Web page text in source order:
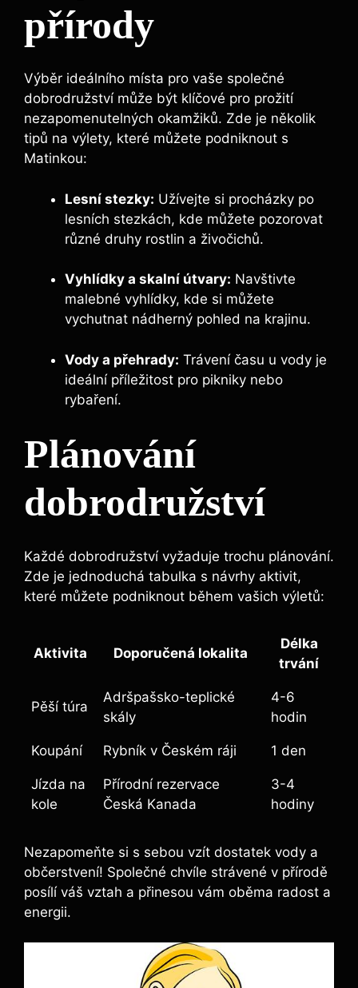
přírody
Výběr ideálního místa pro vaše společné
dobrodružství může být klíčové pro prožití
nezapomenutelných okamžiků. Zde je několik
tipů na výlety, které můžete podniknout s
Matinkou:
Lesní stezky: Užívejte si procházky po
lesních stezkách, kde můžete pozorovat
různé druhy rostlin a živočichů.
Vyhlídky a skalní útvary: Navštivte
malebné vyhlídky, kde si můžete
vychutnat nádherný pohled na krajinu.
Vody a přehrady: Trávení času u vody je
ideální příležitost pro pikniky nebo
rybaření.
Plánování
dobrodružství
Každé dobrodružství vyžaduje trochu plánování.
Zde je jednoduchá tabulka s návrhy aktivit,
které můžete podniknout během vašich výletů:
Aktivita Doporučená lokalita
Délka
trvání
Pěší túra
Adršpašsko-teplické
skály
4-6
hodin
Koupání Rybník v Českém ráji 1 den
Jízda na
kole
Přírodní rezervace
Česká Kanada
3-4
hodiny
Nezapomeňte si s sebou vzít dostatek vody a
občerstvení! Společné chvíle strávené v přírodě
posílí váš vztah a přinesou vám oběma radost a
energii.